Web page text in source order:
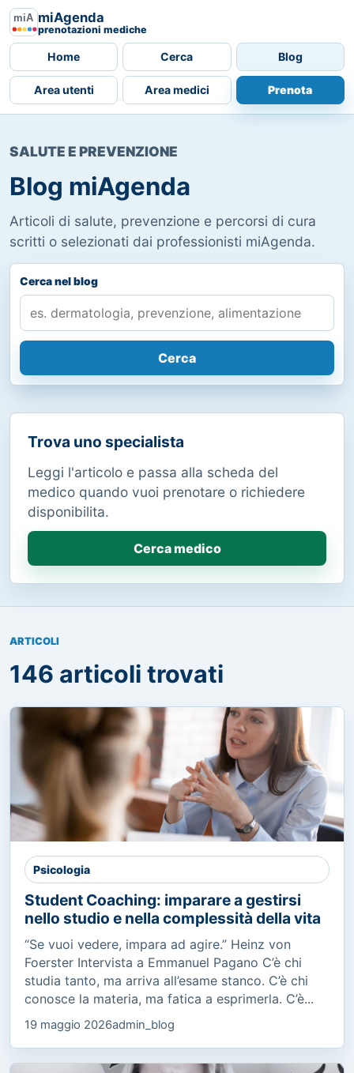
miAgenda
prenotazioni mediche
Home Cerca Blog
Area utenti Area medici Prenota
SALUTE E PREVENZIONE
Blog miAgenda
Articoli di salute, prevenzione e percorsi di cura
scritti o selezionati dai professionisti miAgenda.
Cerca nel blog
Cerca
Trova uno specialista
Leggi l'articolo e passa alla scheda del
medico quando vuoi prenotare o richiedere
disponibilita.
Cerca medico
ARTICOLI
146 articoli trovati
Psicologia
Student Coaching: imparare a gestirsi
nello studio e nella complessità della vita
“Se vuoi vedere, impara ad agire.” Heinz von
Foerster Intervista a Emmanuel Pagano C’è chi
studia tanto, ma arriva all’esame stanco. C’è chi
conosce la materia, ma fatica a esprimerla. C’è...
19 maggio 2026admin_blog